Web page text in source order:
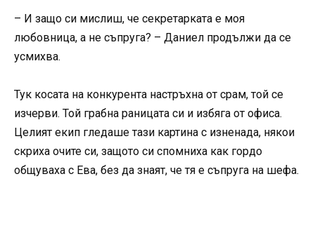
– И защо си мислиш, че секретарката е моя
любовница, а не съпруга? – Даниел продължи да се
усмихва.
Тук косата на конкурента настръхна от срам, той се
изчерви. Той грабна раницата си и избяга от офиса.
Целият екип гледаше тази картина с изненада, някои
скриха очите си, защото си спомниха как гордо
общуваха с Ева, без да знаят, че тя е съпруга на шефа.